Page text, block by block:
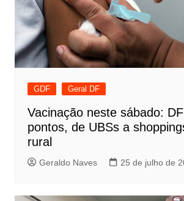
GDF Geral DF
Vacinação neste sábado:
pontos, de UBSs a
rural
Geraldo Naves 25 de julho de